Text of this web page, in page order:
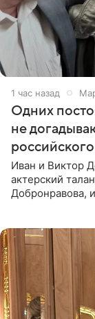
1 час назад
Одних
не
Иван и Виктор
актерский
Добронравова,